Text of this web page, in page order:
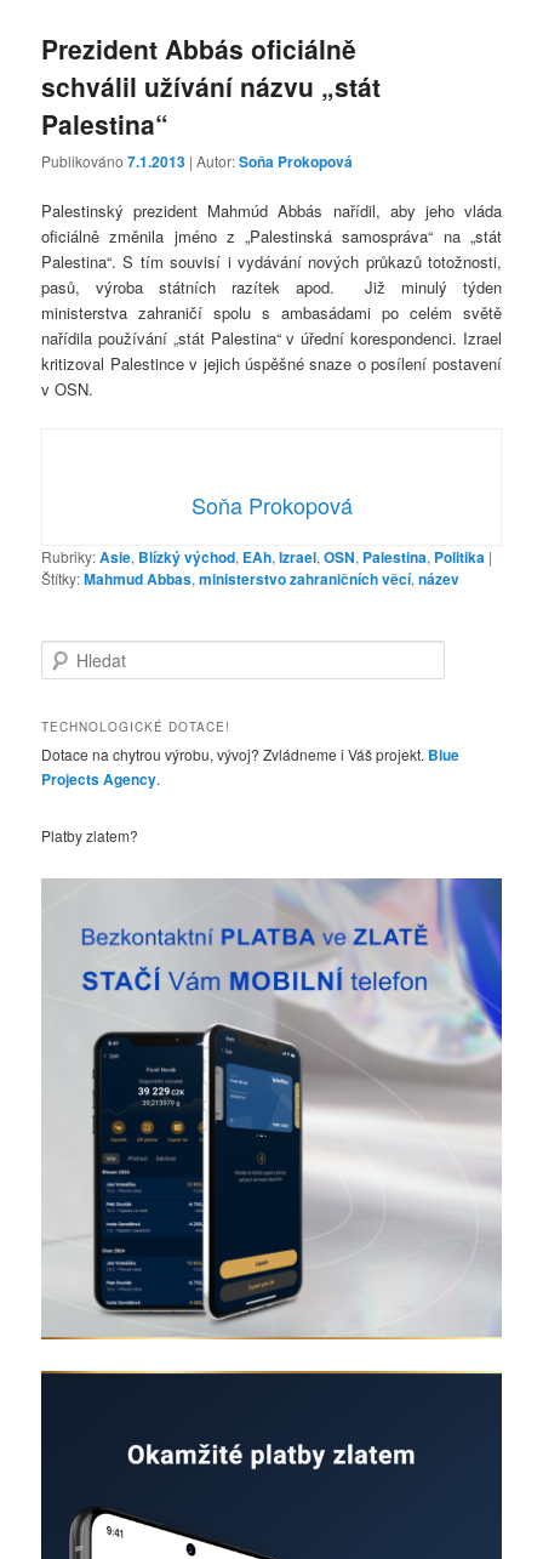
Prezident Abbás oficiálně
schválil užívání názvu „stát
Palestina“
Publikováno7.1.2013 | Autor:Soňa Prokopová
Palestinský prezident Mahmúd Abbás nařídil, aby jeho vláda
oficiálně změnila jméno z „Palestinská samospráva“ na „stát
Palestina“. S tím souvisí i vydávání nových průkazů totožnosti,
pasů, výroba státních razítek apod. Již minulý týden
ministerstva zahraničí spolu s ambasádami po celém světě
nařídila používání „stát Palestina“ v úřední korespondenci. Izrael
kritizoval Palestince v jejich úspěšné snaze o posílení postavení
v OSN.
Soňa Prokopová
Rubriky:Asie, Blízký východ, EAh,Izrael,OSN, Palestina, Politika |
Štítky:Mahmud Abbas,ministerstvo zahraničních věcí,název
l
d
t
TECHNOLOGICKÉ DOTACE!
Dotace na chytrou výrobu, vývoj? Zvládneme i Váš projekt. Blue
Projects Agency.
Platby zlatem?